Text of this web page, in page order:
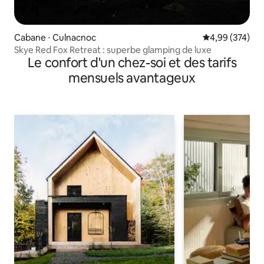
Cabane ⋅ Culnacnoc Évaluation
4,99 (374)
Skye Red Fox Retreat : superbe glamping de luxe
Le confort d'un chez-soi et des tarifs
mensuels avantageux